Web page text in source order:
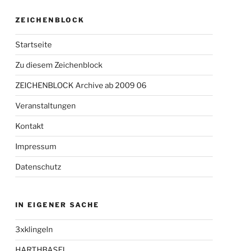
ZEICHENBLOCK
Startseite
Zu diesem Zeichenblock
ZEICHENBLOCK Archive ab 2009 06
Veranstaltungen
Kontakt
Impressum
Datenschutz
IN EIGENER SACHE
3xklingeln